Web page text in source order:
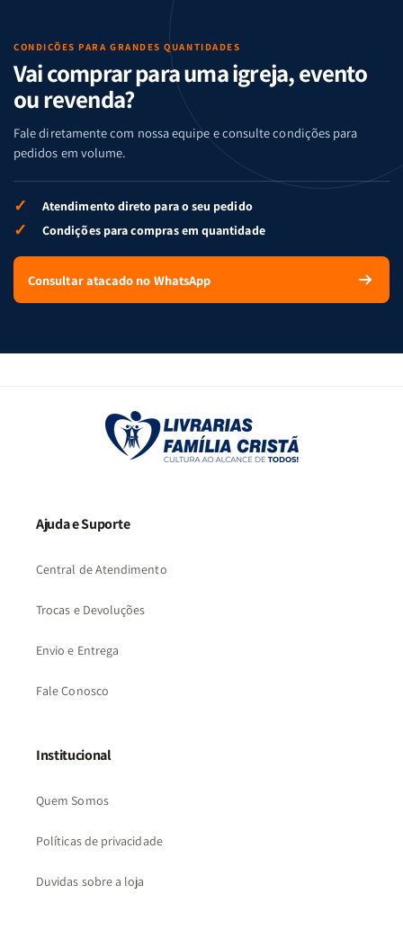
CONDIÇÕES PARA GRANDES QUANTIDADES
Vai comprar para uma igreja, evento
ou revenda?
Fale diretamente com nossa equipe e consulte condições para
pedidos em volume.
✓ Atendimento direto para o seu pedido
✓ Condições para compras em quantidade
Consultar atacado no WhatsApp
Ajuda e Suporte
Central de Atendimento
Trocas e Devoluções
Envio e Entrega
Fale Conosco
Institucional
Quem Somos
Políticas de privacidade
Duvidas sobre a loja